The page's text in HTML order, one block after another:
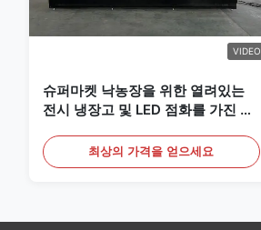
VIDEO
슈퍼마켓 낙농장을 위한 열려있는
전시 냉장고 및 LED 점화를 가진 음
최상의 가격을 얻으세요